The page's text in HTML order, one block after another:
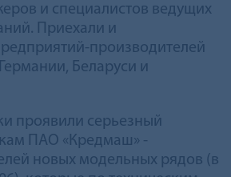
и специалистов ведущих
Приехали и
производителей
Беларуси и
проявили серьезный
ПАО «Кредмаш» -
новых модельных рядов (в